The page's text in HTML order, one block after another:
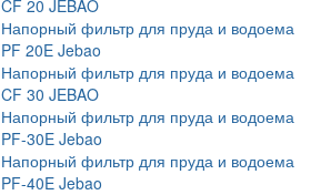
CF 20 JEBAO
Напорный фильтр для пруда и водоема
PF 20E Jebao
Напорный фильтр для пруда и водоема
CF 30 JEBAO
Напорный фильтр для пруда и водоема
PF-30E Jebao
Напорный фильтр для пруда и водоема
PF-40E Jebao